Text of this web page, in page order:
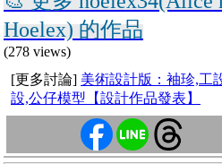
Hoelex) 的作品
(278 views)
[更多討論] 美術設計版：袖珍,工
設,公仔模型【設計作品發表】